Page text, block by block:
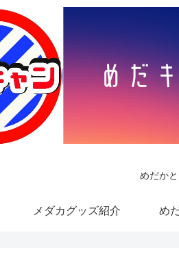
めだか
メダカグッズ紹介 め